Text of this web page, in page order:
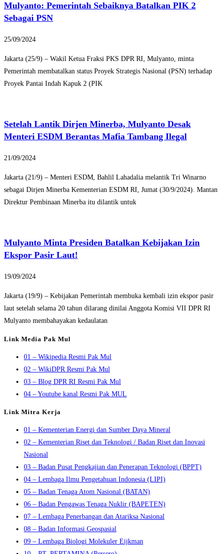
Mulyanto: Pemerintah Sebaiknya Batalkan PIK 2
Sebagai PSN
25/09/2024
Jakarta (25/9) – Wakil Ketua Fraksi PKS DPR RI, Mulyanto, minta
Pemerintah membatalkan status Proyek Strategis Nasional (PSN) terhadap
Proyek Pantai Indah Kapuk 2 (PIK
Setelah Lantik Dirjen Minerba, Mulyanto Desak
Menteri ESDM Berantas Mafia Tambang Ilegal
21/09/2024
Jakarta (21/9) – Menteri ESDM, Bahlil Lahadalia melantik Tri Winarno
sebagai Dirjen Minerba Kementerian ESDM RI, Jumat (30/9/2024). Mantan
Direktur Pembinaan Minerba itu dilantik untuk
Mulyanto Minta Presiden Batalkan Kebijakan Izin
Ekspor Pasir Laut!
19/09/2024
Jakarta (19/9) – Kebijakan Pemerintah membuka kembali izin ekspor pasir
laut setelah selama 20 tahun dilarang dinilai Anggota Komisi VII DPR RI
Mulyanto membahayakan kedaulatan
Link Media Pak Mul
01 – Wikipedia Resmi Pak Mul
02 – WikiDPR Resmi Pak Mul
03 – Blog DPR RI Resmi Pak Mul
04 – Youtube kanal Resmi Pak MUL
Link Mitra Kerja
01 – Kementerian Energi dan Sumber Daya Mineral
02 – Kementerian Riset dan Teknologi / Badan Riset dan Inovasi
Nasional
03 – Badan Pusat Pengkajian dan Penerapan Teknologi (BPPT)
04 – Lembaga Ilmu Pengetahuan Indonesia (LIPI)
05 – Badan Tenaga Atom Nasional (BATAN)
06 – Badan Pengawas Tenaga Nuklir (BAPETEN)
07 – Lembaga Penerbangan dan Atariksa Nasional
08 – Badan Informasi Geospasial
09 – Lembaga Biologi Molekuler Eijkman